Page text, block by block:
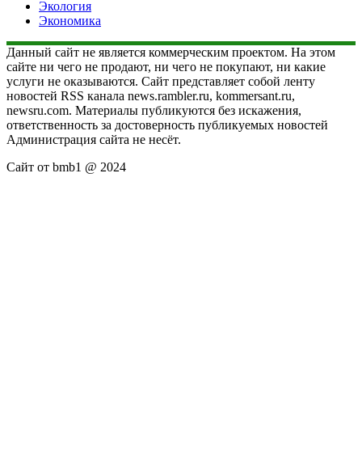
Экология
Экономика
Данный сайт не является коммерческим проектом. На этом
сайте ни чего не продают, ни чего не покупают, ни какие
услуги не оказываются. Сайт представляет собой ленту
новостей RSS канала news.rambler.ru, kommersant.ru,
newsru.com. Материалы публикуются без искажения,
ответственность за достоверность публикуемых новостей
Администрация сайта не несёт.
Сайт от bmb1 @ 2024